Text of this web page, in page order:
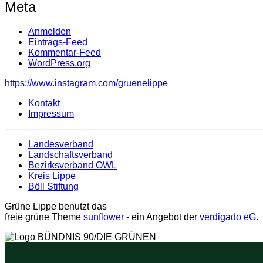
Meta
Anmelden
Eintrags-Feed
Kommentar-Feed
WordPress.org
https://www.instagram.com/gruenelippe
Kontakt
Impressum
Landesverband
Landschaftsverband
Bezirksverband OWL
Kreis Lippe
Böll Stiftung
Grüne Lippe benutzt das
freie grüne Theme sunflower ‐ ein Angebot der verdigado eG.